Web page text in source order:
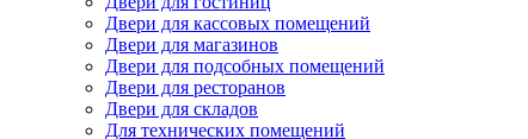
Двери для кассовых помещений
Двери для магазинов
Двери для подсобных помещений
Двери для ресторанов
Двери для складов
Для технических помещений